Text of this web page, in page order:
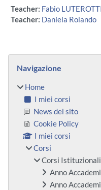
Teacher: Fabio LUTEROTTI
Teacher: Daniela Rolando
Blocchi
Navigazione
Home
I miei corsi
News del sito
Cookie Policy
I miei corsi
Corsi
Corsi Istituzionali
Anno
Anno